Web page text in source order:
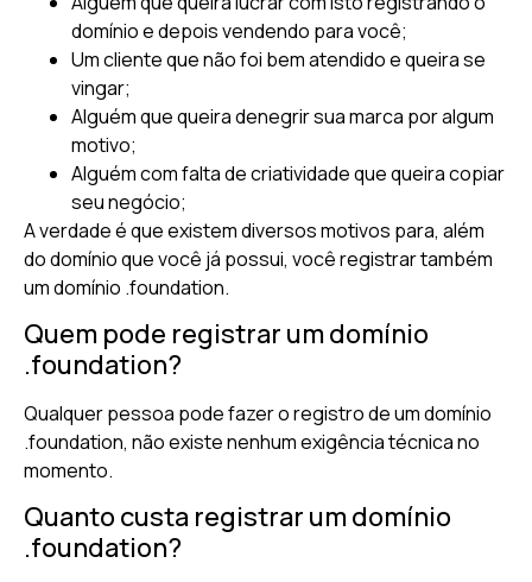
domínio e depois vendendo para você;
Um cliente que não foi bem atendido e queira se
vingar;
Alguém que queira denegrir sua marca por algum
motivo;
Alguém com falta de criatividade que queira copiar
seu negócio;
A verdade é que existem diversos motivos para, além
do domínio que você já possui, você registrar também
um domínio .foundation.
Quem pode registrar um domínio
.foundation?
Qualquer pessoa pode fazer o registro de um domínio
.foundation, não existe nenhum exigência técnica no
momento.
Quanto custa registrar um domínio
.foundation?